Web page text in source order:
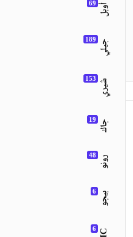
أوبل
جيلي
شيري
جاك
رونو
بيجو